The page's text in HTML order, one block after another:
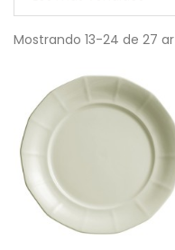
Mostrando 13-24 de 27